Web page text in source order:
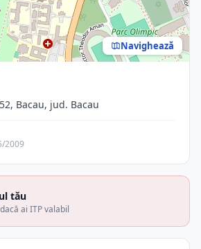
Navighează
Bacau, jud. Bacau
2009
tău
ai ITP valabil